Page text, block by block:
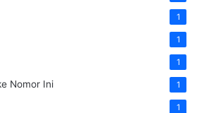
1
1
1
Nomor Ini 1
1